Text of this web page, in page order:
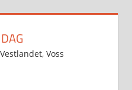
Svein
Vestlandet, Voss